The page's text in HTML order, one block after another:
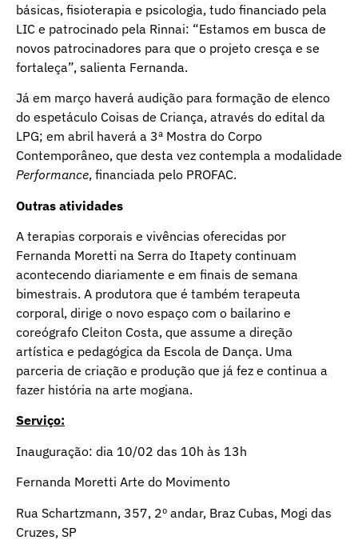
básicas, fisioterapia e psicologia, tudo financiado pela
LIC e patrocinado pela Rinnai: “Estamos em busca de
novos patrocinadores para que o projeto cresça e se
fortaleça”, salienta Fernanda.
Já em março haverá audição para formação de elenco
do espetáculo Coisas de Criança, através do edital da
LPG; em abril haverá a 3ª Mostra do Corpo
Contemporâneo, que desta vez contempla a modalidade
Performance, financiada pelo PROFAC.
Outras atividades
A terapias corporais e vivências oferecidas por
Fernanda Moretti na Serra do Itapety continuam
acontecendo diariamente e em finais de semana
bimestrais. A produtora que é também terapeuta
corporal, dirige o novo espaço com o bailarino e
coreógrafo Cleiton Costa, que assume a direção
artística e pedagógica da Escola de Dança. Uma
parceria de criação e produção que já fez e continua a
fazer história na arte mogiana.
Serviço:
Inauguração: dia 10/02 das 10h às 13h
Fernanda Moretti Arte do Movimento
Rua Schartzmann, 357, 2º andar, Braz Cubas, Mogi das
Cruzes, SP